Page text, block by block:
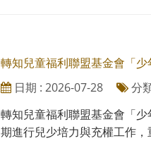
轉知兒童福利聯盟基金會「
日期 : 2026-07-28
分
轉知兒童福利聯盟基金會「
期進行兒少培力與充權工作